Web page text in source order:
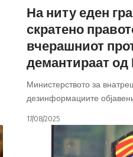
На ниту еден
скратено
вчерашниот
демантираат
Министерството за
дезинформациите
17/08/2025